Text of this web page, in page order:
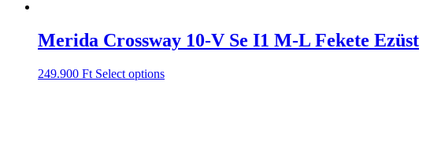
Merida Crossway 10-V Se I1 M-L Fekete Ezüst
249.900 Ft Select options